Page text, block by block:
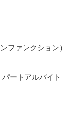
ァンクション）
ートアルバイト